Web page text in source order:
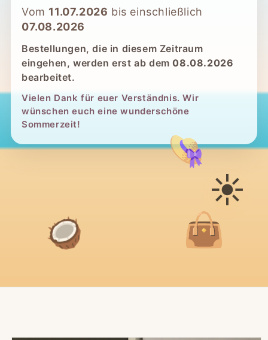
Vom 11.07.2026 bis einschließlich
07.08.2026
Bestellungen, die in diesem Zeitraum
eingehen, werden erst ab dem08.08.2026
bearbeitet.
Vielen Dank für euer Verständnis. Wir
wünschen euch eine wunderschöne
Sommerzeit!
☀️
👒
👜
🥥